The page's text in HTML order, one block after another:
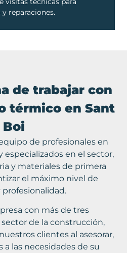
reparaciones.
de trabajar con
térmico en Sant
Boi
de profesionales en
especializados en el sector,
y materiales de primera
el máximo nivel de
profesionalidad.
con más de tres
de la construcción,
clientes al asesorar,
a las necesidades de su